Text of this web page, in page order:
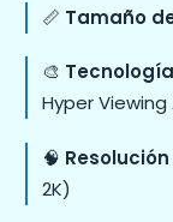
📏 Tamaño
🎨
Hyper Viewing
🧠
2K)